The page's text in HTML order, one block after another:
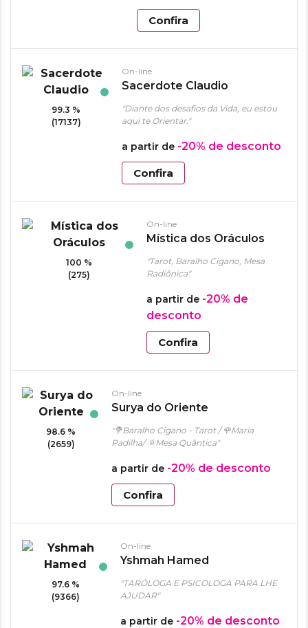
Confira
99.3 %
(17137)
On-line
Sacerdote Claudio
"Diante dos desafios da Vida, eu estou
aqui te Orientar."
a partir de -20% de desconto
Confira
100 %
(275)
On-line
Mística dos Oráculos
"Tarot, Baralho Cigano, Mesa
Radiônica"
a partir de -20% de
desconto
Confira
98.6 %
(2659)
On-line
Surya do Oriente
"💐Baralho Cigano - Tarot / 🌹Maria
Padilha/ 🌞Mesa Quântica"
a partir de -20% de desconto
Confira
97.6 %
(9366)
On-line
Yshmah Hamed
"TARÓLOGA E PSICOLOGA PARA LHE
AJUDAR"
a partir de -20% de desconto